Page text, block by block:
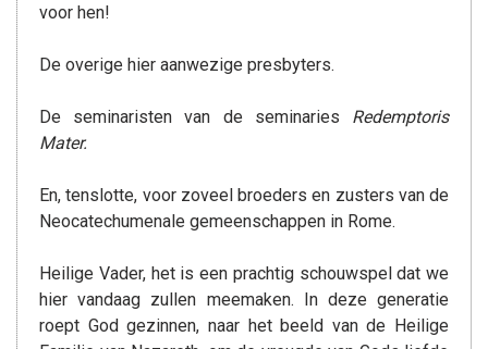
voor hen!
De overige hier aanwezige presbyters.
De seminaristen van de seminaries Redemptoris
Mater.
En, tenslotte, voor zoveel broeders en zusters van de
Neocatechumenale gemeenschappen in Rome.
Heilige Vader, het is een prachtig schouwspel dat we
hier vandaag zullen meemaken. In deze generatie
roept God gezinnen, naar het beeld van de Heilige